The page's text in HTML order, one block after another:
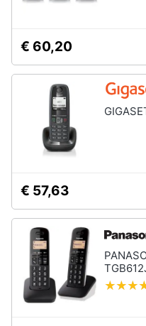
Animali
Motori
Libri,
cd
Festività
e
ricorrenze
Promozioni
Telefono
Fax
Cordless
€ 60,20
€ 57,63